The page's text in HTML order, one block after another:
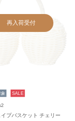
再入荷受付
象 SALE
プバスケット チェリー